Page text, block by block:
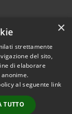
2026 • Comune di
de' Bagni • Powered
Accesso
×
strettamente
del sito,
di elaborare
al seguente link
TUTTO